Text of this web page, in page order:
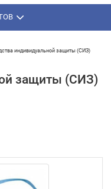
индивидуальной защиты (СИЗ)
защиты (СИЗ)